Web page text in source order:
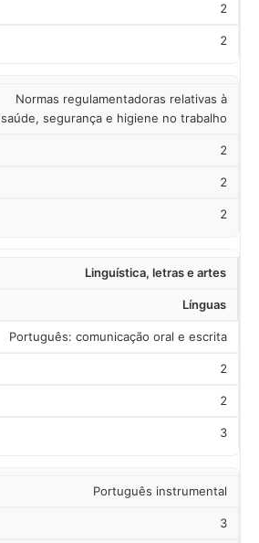
2
2
Normas regulamentadoras relativas à
saúde, segurança e higiene no trabalho
2
2
2
Linguística, letras e artes
Línguas
Português: comunicação oral e escrita
2
2
3
Português instrumental
3